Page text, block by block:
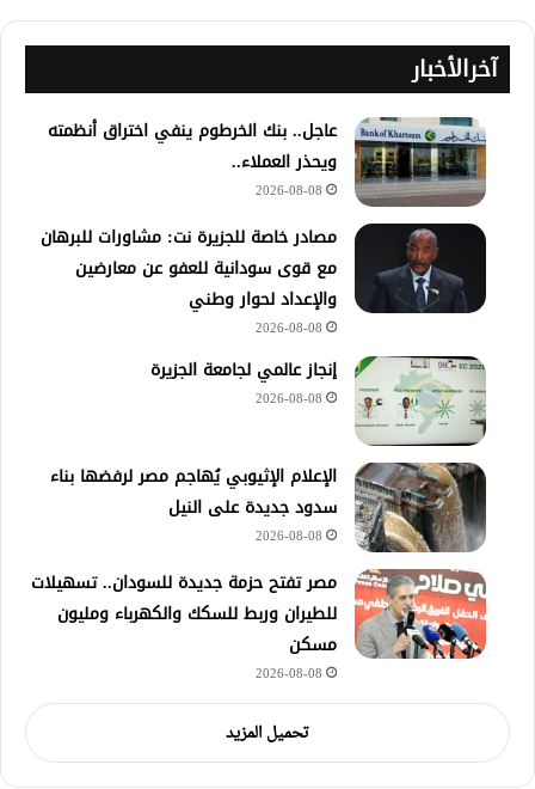
آخرالأخبار
عاجل.. بنك الخرطوم ينفي اختراق أنظمته
ويحذر العملاء..
2026-08-08
مصادر خاصة للجزيرة نت: مشاورات للبرهان
مع قوى سودانية للعفو عن معارضين
والإعداد لحوار وطني
2026-08-08
إنجاز عالمي لجامعة الجزيرة
2026-08-08
الإعلام الإثيوبي يُهاجم مصر لرفضها بناء
سدود جديدة على النيل
2026-08-08
مصر تفتح حزمة جديدة للسودان.. تسهيلات
للطيران وربط للسكك والكهرباء ومليون
مسكن
2026-08-08
تحميل المزيد